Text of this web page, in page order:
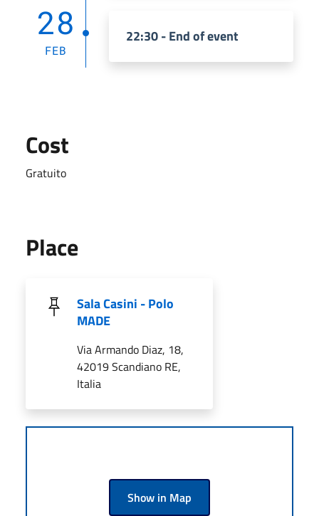
28
FEB
22:30 - End of event
Cost
Gratuito
Place
Sala Casini - Polo
MADE
Via Armando Diaz, 18,
42019 Scandiano RE,
Italia
Show in Map